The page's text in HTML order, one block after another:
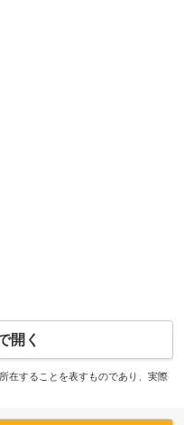
開く
在することを表すものであり、実際